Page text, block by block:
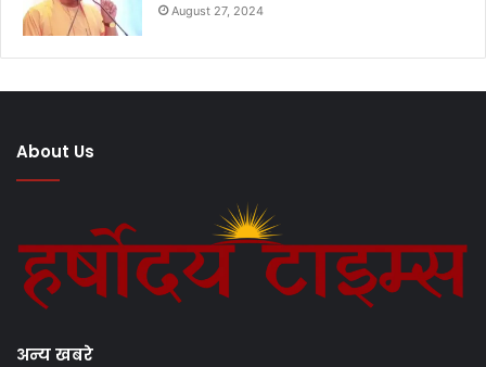
August 27, 2024
About Us
अन्य खबरे